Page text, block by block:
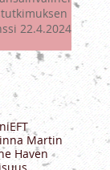
22.4.2024 -